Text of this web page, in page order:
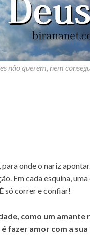
não querem, nem
onde o nariz
Em cada esquina,
só correr e confiar!
como um amante
fazer amor com a sua